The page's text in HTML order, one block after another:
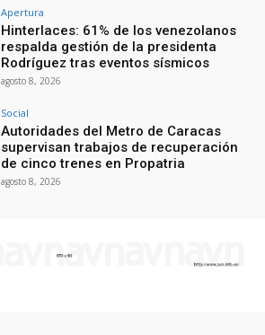
Apertura
Hinterlaces: 61% de los venezolanos
respalda gestión de la presidenta
Rodríguez tras eventos sísmicos
agosto 8, 2026
Social
Autoridades del Metro de Caracas
supervisan trabajos de recuperación
de cinco trenes en Propatria
agosto 8, 2026